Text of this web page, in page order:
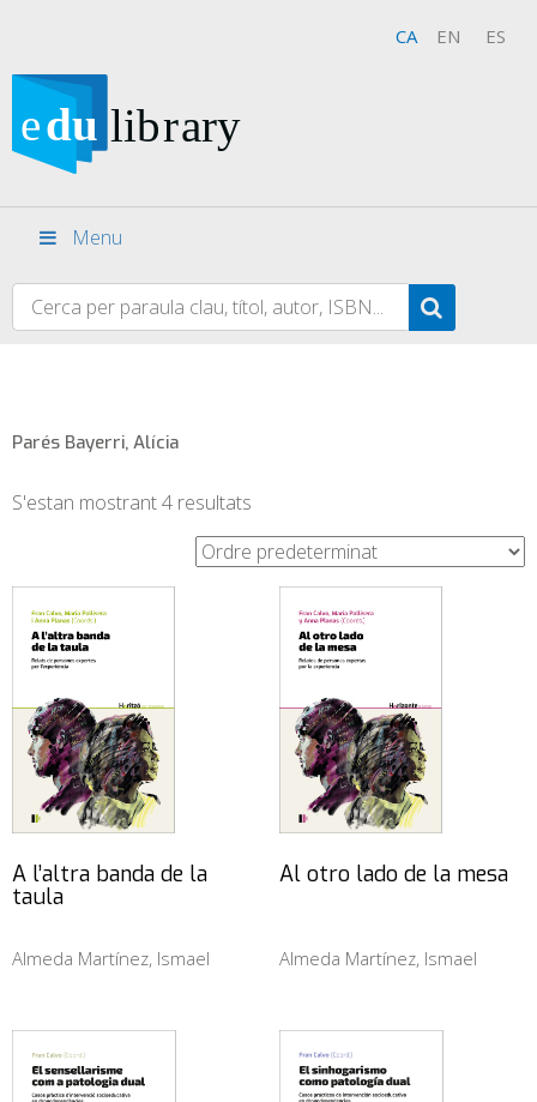
CA EN ES
Menu
Parés Bayerri, Alícia
S'estan mostrant 4 resultats
A l’altra banda de la
taula
Almeda Martínez, Ismael
Al otro lado de la mesa
Almeda Martínez, Ismael